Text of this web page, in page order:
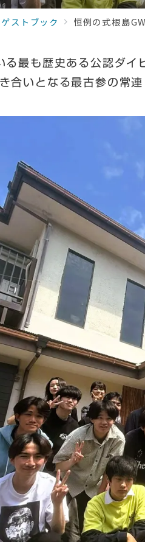
ストブック 恒例の式根島
最も歴史ある公認ダイ
合いとなる最古参の常